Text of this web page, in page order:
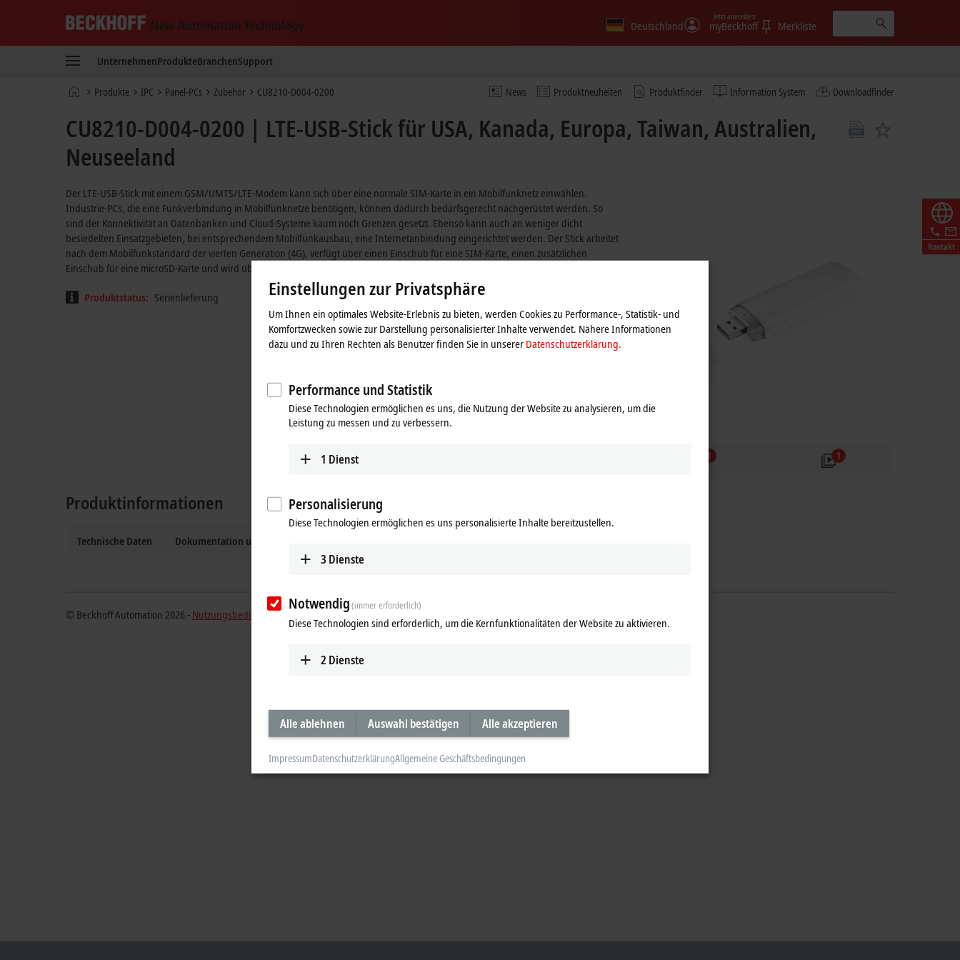
New
Technology
Deutschland myBeckhoff
Jetzt anmelden
Merkliste
UnternehmenProdukteBranchenSupport
News Produktneuheiten Produktfinder Information System Downloadfinder
StartseiteProdukte IPC Panel-PCs Zubehör CU8210-D004-0200
Kontakt
CU8210-D004-0200 | LTE-USB-Stick für USA, Kanada, Europa, Taiwan, Australien,
Neuseeland
1 1
Der LTE-USB-Stick mit einem GSM/UMTS/LTE-Modem kann sich über eine normale SIM-Karte in ein Mobilfunknetz einwählen.
Industrie-PCs, die eine Funkverbindung in Mobilfunknetze benötigen, können dadurch bedarfsgerecht nachgerüstet werden. So
sind der Konnektivität an Datenbanken und Cloud-Systeme kaum noch Grenzen gesetzt. Ebenso kann auch an weniger dicht
besiedelten Einsatzgebieten, bei entsprechendem Mobilfunkausbau, eine Internetanbindung eingerichtet werden. Der Stick arbeitet
nach dem Mobilfunkstandard der vierten Generation (4G), verfügt über einen Einschub für eine SIM-Karte, einen zusätzlichen
Einschub für eine microSD-Karte und wird über die USB-Schnittstelle mit Strom versorgt.
Produktstatus: Serienlieferung
Produktinformationen
Technische Daten Dokumentation und Downloads
© Beckhoff Automation 2026 - Nutzungsbedingungen
Einstellungen zur Privatsphäre
Um Ihnen ein optimales Website-Erlebnis zu bieten, werden Cookies zu Performance-, Statistik- und
Komfortzwecken sowie zur Darstellung personalisierter Inhalte verwendet. Nähere Informationen
dazu und zu Ihren Rechten als Benutzer finden Sie in unserer Datenschutzerklärung.
Performance und Statistik
Diese Technologien ermöglichen es uns, die Nutzung der Website zu analysieren, um die
Leistung zu messen und zu verbessern.
1 Dienst
Personalisierung
Diese Technologien ermöglichen es uns personalisierte Inhalte bereitzustellen.
3 Dienste
Notwendig(immer erforderlich)
Diese Technologien sind erforderlich, um die Kernfunktionalitäten der Website zu aktivieren.
2 Dienste
Alle ablehnen Auswahl bestätigen Alle akzeptieren
ImpressumDatenschutzerklärungAllgemeine Geschäftsbedingungen